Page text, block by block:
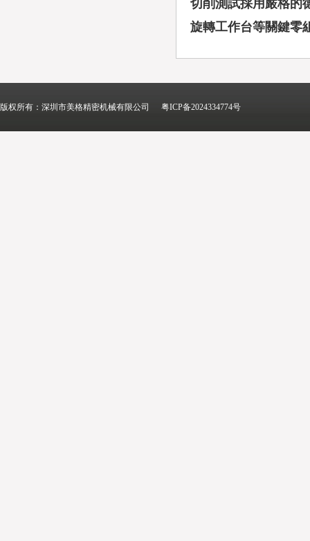
切削測試採用嚴格的
旋轉工作台等關鍵零
版权所有：深圳市美格精密机械有限公司 粤ICP备2024334774号